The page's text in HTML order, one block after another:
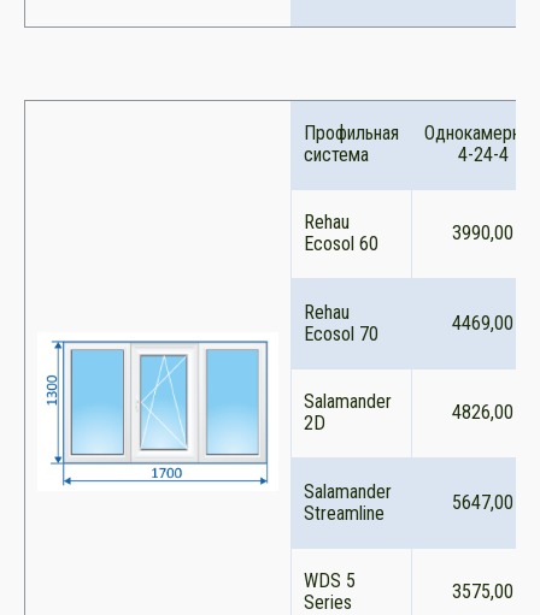
Профильная
система
Однокамерный
4-24-4
Rehau
Ecosol 60
3990,00
Rehau
Ecosol 70
4469,00
Salamander
2D
4826,00
Salamander
Streamline
5647,00
WDS 5
Series
3575,00